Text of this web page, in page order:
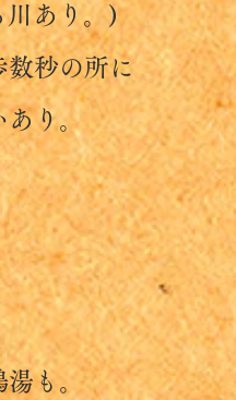
あり。)
秒の所に
り。
も。